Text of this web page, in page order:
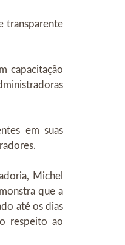
transparente
capacitação
em suas
Michel
que a
até os dias
respeito ao